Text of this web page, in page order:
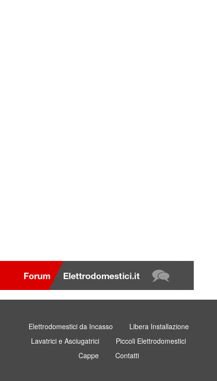
Elettrodomestici da Incasso
Libera Installazione
Lavatrici e Asciugatrici
Piccoli Elettrodomestici
Cappe
Contatti